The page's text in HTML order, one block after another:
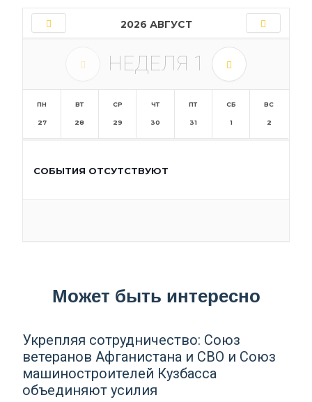
2026 АВГУСТ
НЕДЕЛЯ 1
ПН
27
ВТ
28
СР
29
ЧТ
30
ПТ
31
СБ
1
ВС
2
СОБЫТИЯ ОТСУТСТВУЮТ
Может быть интересно
Укрепляя сотрудничество: Союз
ветеранов Афганистана и СВО и Союз
машиностроителей Кузбасса
объединяют усилия